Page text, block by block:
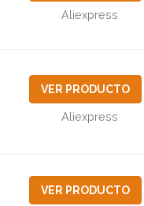
Aliexpress
VER PRODUCTO
Aliexpress
VER PRODUCTO